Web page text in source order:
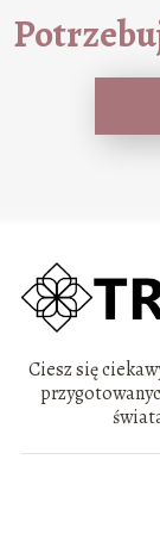
Ciesz się